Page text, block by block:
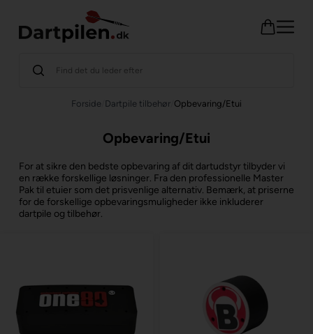
Forside Dartpile tilbehør Opbevaring/Etui
Opbevaring/Etui
For at sikre den bedste opbevaring af dit dartudstyr tilbyder vi
en række forskellige løsninger. Fra den professionelle Master
Pak til etuier som det prisvenlige alternativ. Bemærk, at priserne
for de forskellige opbevaringsmuligheder ikke inkluderer
dartpile og tilbehør.